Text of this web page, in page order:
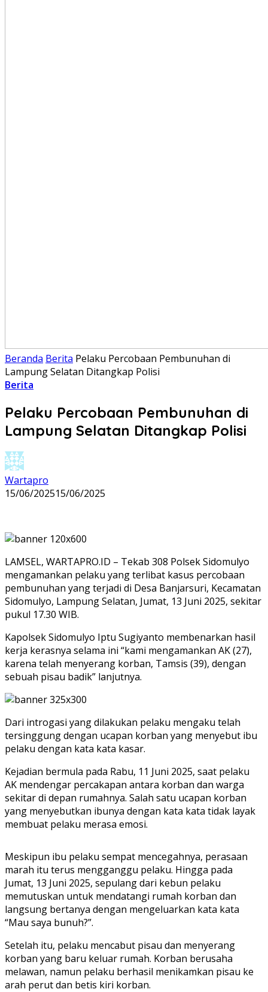
Beranda Berita Pelaku Percobaan Pembunuhan di
Lampung Selatan Ditangkap Polisi
Berita
Pelaku Percobaan Pembunuhan di
Lampung Selatan Ditangkap Polisi
Wartapro
15/06/202515/06/2025
LAMSEL, WARTAPRO.ID – Tekab 308 Polsek Sidomulyo
mengamankan pelaku yang terlibat kasus percobaan
pembunuhan yang terjadi di Desa Banjarsuri, Kecamatan
Sidomulyo, Lampung Selatan, Jumat, 13 Juni 2025, sekitar
pukul 17.30 WIB.
Kapolsek Sidomulyo Iptu Sugiyanto membenarkan hasil
kerja kerasnya selama ini “kami mengamankan AK (27),
karena telah menyerang korban, Tamsis (39), dengan
sebuah pisau badik” lanjutnya.
Dari introgasi yang dilakukan pelaku mengaku telah
tersinggung dengan ucapan korban yang menyebut ibu
pelaku dengan kata kata kasar.
Kejadian bermula pada Rabu, 11 Juni 2025, saat pelaku
AK mendengar percakapan antara korban dan warga
sekitar di depan rumahnya. Salah satu ucapan korban
yang menyebutkan ibunya dengan kata kata tidak layak
membuat pelaku merasa emosi.
Meskipun ibu pelaku sempat mencegahnya, perasaan
marah itu terus mengganggu pelaku. Hingga pada
Jumat, 13 Juni 2025, sepulang dari kebun pelaku
memutuskan untuk mendatangi rumah korban dan
langsung bertanya dengan mengeluarkan kata kata
“Mau saya bunuh?”.
Setelah itu, pelaku mencabut pisau dan menyerang
korban yang baru keluar rumah. Korban berusaha
melawan, namun pelaku berhasil menikamkan pisau ke
arah perut dan betis kiri korban.